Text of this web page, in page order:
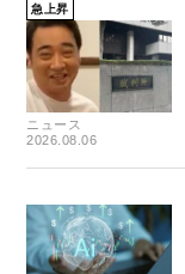
急上昇
ニュース
2026.08.06